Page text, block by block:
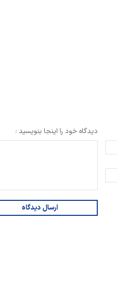
دیدگاه خود را اینجا بنویسید :
ارسال دیدگاه